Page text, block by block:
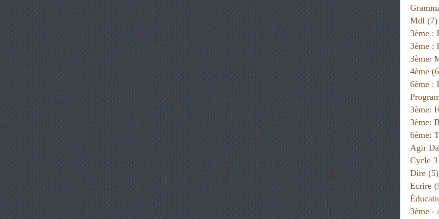
Mdl (7)
3ème :
3ème :
3ème:
4ème
6ème :
3ème:
3ème:
6ème:
Agir
Cycle 3
Dire (5)
Ecrire
3ème -